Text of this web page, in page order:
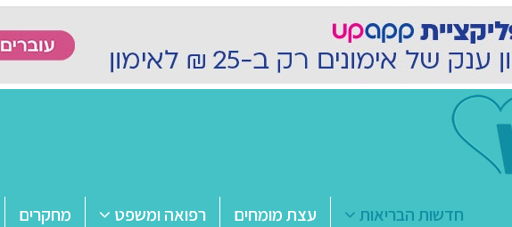
חדשות הבריאות עצת מומחים רפואה ומשפט מחקרים